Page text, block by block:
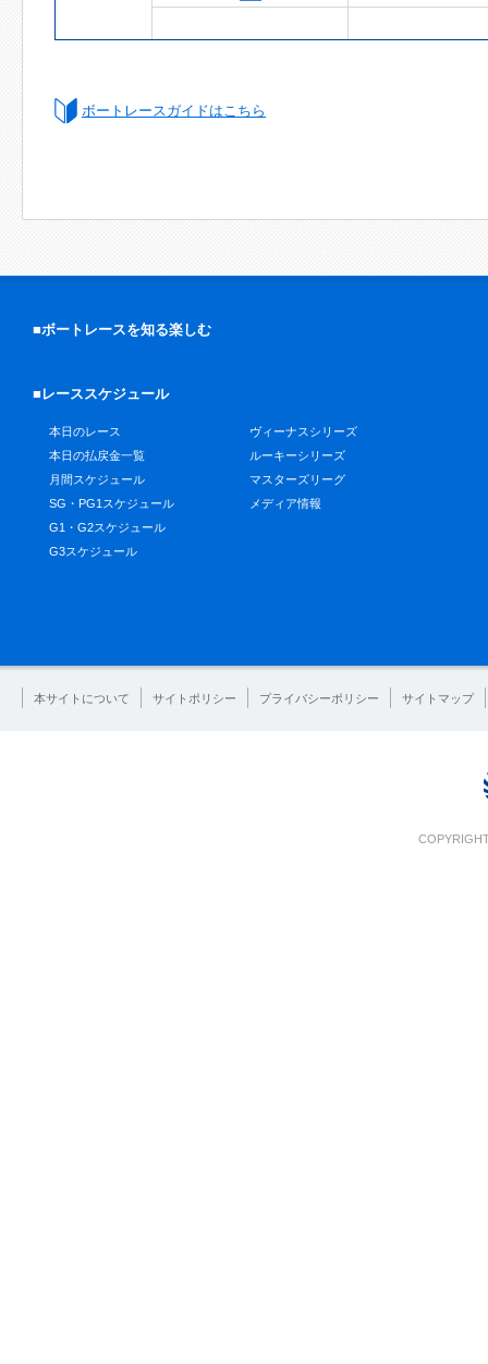
ボートレースガイドはこちら
■ボートレースを知る楽しむ
■レーススケジュール
本日のレース
本日の払戻金一覧
月間スケジュール
SG・PG1スケジュール
G1・G2スケジュール
G3スケジュール
ヴィーナスシリーズ
ルーキーシリーズ
マスターズリーグ
メディア情報
本サイトについて サイトポリシー プライバシーポリシー サイトマップ